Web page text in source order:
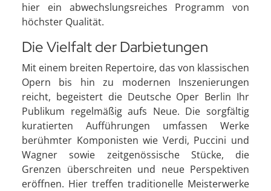
hier ein abwechslungsreiches Programm von
höchster Qualität.
Die Vielfalt der Darbietungen
Mit einem breiten Repertoire, das von klassischen
Opern bis hin zu modernen Inszenierungen
reicht, begeistert die Deutsche Oper Berlin Ihr
Publikum regelmäßig aufs Neue. Die sorgfältig
kuratierten Aufführungen umfassen Werke
berühmter Komponisten wie Verdi, Puccini und
Wagner sowie zeitgenössische Stücke, die
Grenzen überschreiten und neue Perspektiven
eröffnen. Hier treffen traditionelle Meisterwerke